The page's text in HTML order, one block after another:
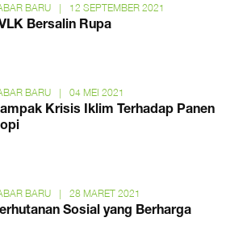
BARU | 12 SEPTEMBER 2021
Bersalin Rupa
BARU | 04 MEI 2021
Krisis Iklim Terhadap Panen
BARU | 28 MARET 2021
Sosial yang Berharga